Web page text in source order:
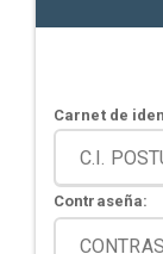
Carnet de
Contraseña: